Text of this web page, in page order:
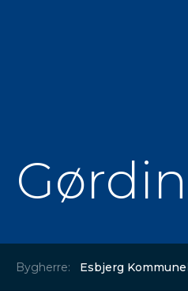
Bygherre: Esbjerg Kommune